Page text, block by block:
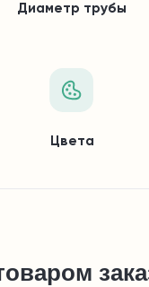
Диаметр трубы
Цвета